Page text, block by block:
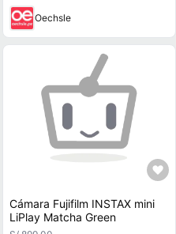
Oechsle
Cámara Fujifilm INSTAX mini
LiPlay Matcha Green